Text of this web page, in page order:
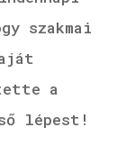
szakmai
a
lépest!